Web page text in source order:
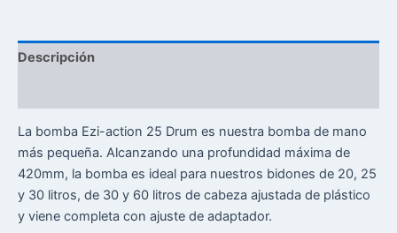
Descripción
La bomba Ezi-action 25 Drum es nuestra bomba de mano
más pequeña. Alcanzando una profundidad máxima de
420mm, la bomba es ideal para nuestros bidones de 20, 25
y 30 litros, de 30 y 60 litros de cabeza ajustada de plástico
y viene completa con ajuste de adaptador.